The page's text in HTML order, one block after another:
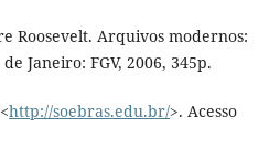
Roosevelt. Arquivos modernos:
Janeiro: FGV, 2006, 345p.
http://soebras.edu.br/>. Acesso